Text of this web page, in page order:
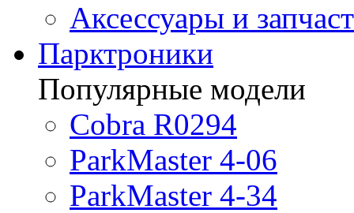
Аксессуары и
Парктроники
Популярные модели
Cobra R0294
ParkMaster 4-06
ParkMaster 4-34